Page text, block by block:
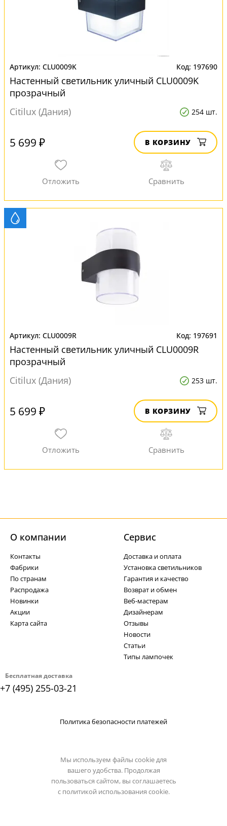
CLU0009K 197690
Настенный светильник уличный CLU0009K
прозрачный
Citilux (Дания)
254 шт.
5 699 ₽ В КОРЗИНУ
CLU0009R 197691
Настенный светильник уличный CLU0009R
прозрачный
Citilux (Дания)
253 шт.
5 699 ₽ В КОРЗИНУ
Бесплатная доставка
+7 (495) 255-03-21
О компании
Контакты
Фабрики
По странам
Распродажа
Новинки
Акции
Карта сайта
Cервис
Доставка и оплата
Установка светильников
Гарантия и качество
Возврат и обмен
Веб-мастерам
Дизайнерам
Отзывы
Новости
Статьи
Типы лампочек
Политика безопасности платежей
Мы используем файлы cookie для
вашего удобства. Продолжая
пользоваться сайтом, вы соглашаетесь
с политикой использования cookie.